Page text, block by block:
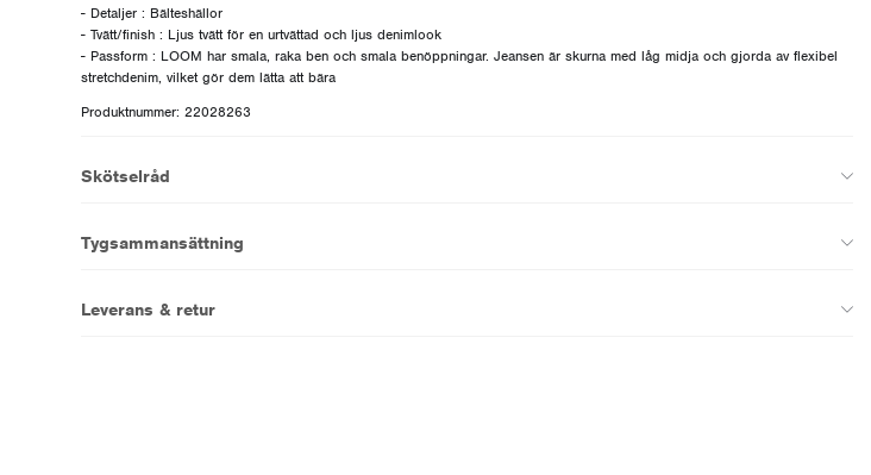
- Detaljer : Bälteshällor
- Tvätt/finish : Ljus tvätt för en urtvättad och ljus denimlook
- Passform : LOOM har smala, raka ben och smala benöppningar. Jeansen är skurna med låg midja och gjorda av flexibel
stretchdenim, vilket gör dem lätta att bära
Produktnummer: 22028263
Skötselråd
Tygsammansättning
Leverans & retur